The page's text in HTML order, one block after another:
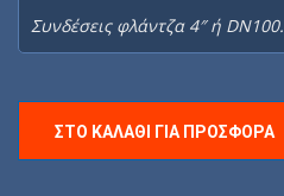
Συνδέσεις φλάντζα 4″ ή DN100.
ΣΤΟ ΚΑΛΆΘΙ ΓΙΑ ΠΡΟΣΦΟΡΆ